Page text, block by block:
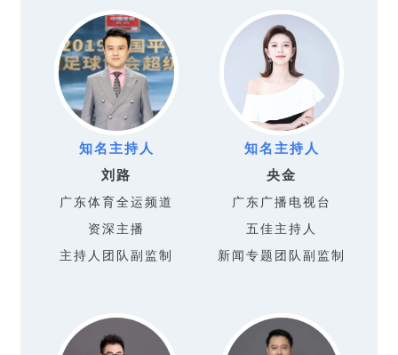
知名主持人
刘路
广东体育全运频道
资深主播
主持人团队副监制
知名主持人
央金
广东广播电视台
五佳主持人
新闻专题团队副监制